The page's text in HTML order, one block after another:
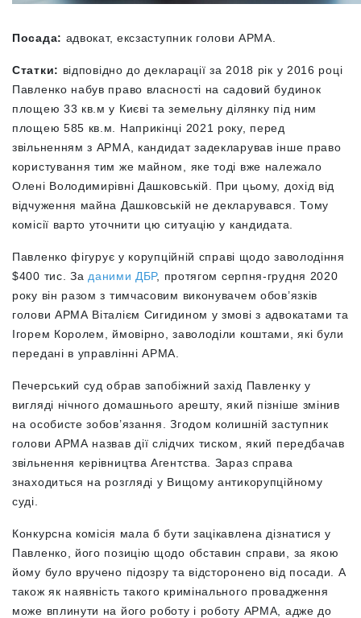
Посада: адвокат, ексзаступник голови АРМА.
Статки: відповідно до декларації за 2018 рік у 2016 році
Павленко набув право власності на садовий будинок
площею 33 кв.м у Києві та земельну ділянку під ним
площею 585 кв.м. Наприкінці 2021 року, перед
звільненням з АРМА, кандидат задекларував інше право
користування тим же майном, яке тоді вже належало
Олені Володимирівні Дашковській. При цьому, дохід від
відчуження майна Дашковській не декларувався. Тому
комісії варто уточнити цю ситуацію у кандидата.
Павленко фігурує у корупційній справі щодо заволодіння
$400 тис. За даними ДБР, протягом серпня-грудня 2020
року він разом з тимчасовим виконувачем обов’язків
голови АРМА Віталієм Сигидином у змові з адвокатами та
Ігорем Королем, ймовірно, заволоділи коштами, які були
передані в управлінні АРМА.
Печерський суд обрав запобіжний захід Павленку у
вигляді нічного домашнього арешту, який пізніше змінив
на особисте зобов’язання. Згодом колишній заступник
голови АРМА назвав дії слідчих тиском, який передбачав
звільнення керівництва Агентства. Зараз справа
знаходиться на розгляді у Вищому антикорупційному
суді.
Конкурсна комісія мала б бути зацікавлена дізнатися у
Павленко, його позицію щодо обставин справи, за якою
йому було вручено підозру та відсторонено від посади. А
також як наявність такого кримінального провадження
може вплинути на його роботу і роботу АРМА, адже до